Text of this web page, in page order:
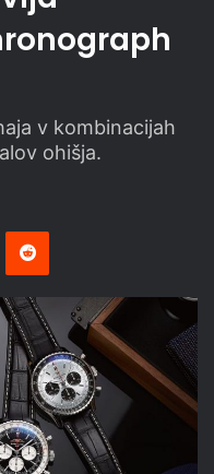
v kombinacijah
ohišja.
Reddit